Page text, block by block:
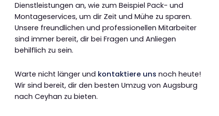
Dienstleistungen an, wie zum Beispiel Pack- und
Montageservices, um dir Zeit und Mühe zu sparen.
Unsere freundlichen und professionellen Mitarbeiter
sind immer bereit, dir bei Fragen und Anliegen
behilflich zu sein.
Warte nicht länger und kontaktiere uns noch heute!
Wir sind bereit, dir den besten Umzug von Augsburg
nach Ceyhan zu bieten.